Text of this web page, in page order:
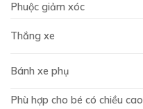
Phuộc giảm xóc
Thắng xe
Bánh xe phụ
Phù hợp cho bé có chiều cao